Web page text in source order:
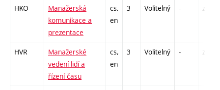
HKO
Manažerská
komunikace a
prezentace
cs,
en
3 Volitelný - zá
HVR
Manažerské
vedení lidí a
řízení času
cs,
en
3 Volitelný - zá